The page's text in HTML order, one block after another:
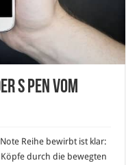
S Pen vom
Reihe bewirbt ist klar:
durch die bewegten